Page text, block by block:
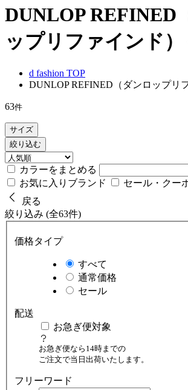
DUNLOP REFINED
ップリファインド）
d fashion TOP
DUNLOP REFINED（ダンロップリ
63件
サイズ
絞り込む
カラーをまとめる
お気に入りブランド
セール・クー
戻る
絞り込み (全63件)
価格タイプ
すべて
通常価格
セール
配送
お急ぎ便対象
お急ぎ便なら14時までの
ご注文で当日出荷いたします。
フリーワード